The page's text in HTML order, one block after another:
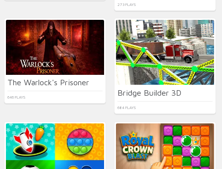
273 PLAYS
The Warlock's Prisoner
646 PLAYS Bridge Builder 3D
684 PLAYS